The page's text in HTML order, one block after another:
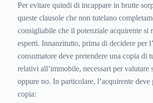
Per evitare quindi di incappare in brutte
queste clausole che non tutelano
consigliabile che il potenziale acquirente si
esperti. Innanzitutto, prima di decidere per
consumatore deve pretendere una copia di
relativi all’immobile, necessari per valutare
oppure no. In particolare, l’acquirente deve
copia: